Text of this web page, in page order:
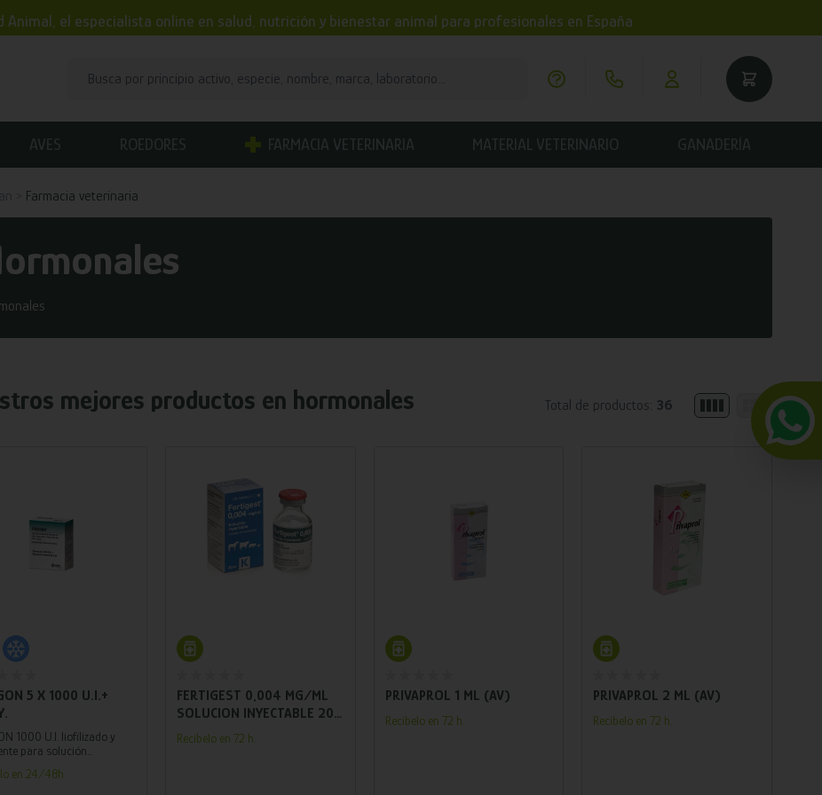
Animal, el especialista online en salud, nutrición y bienestar animal para profesionales en España
AVES ROEDORES FARMACIA VETERINARIA MATERIAL VETERINARIO GANADERÍA
Farmacia veterinaria
mejores productos en hormonales Total de productos: 36
Añadir al carrito
5 X 1000 U.I.+
1000 U.I. liofilizado y
para solución
en 24/48h
FERTIGEST 0,004 MG/ML
SOLUCION INYECTABLE 20
ML
Recíbelo en 72 h.
PRIVAPROL 1 ML (AV)
Recíbelo en 72 h.
PRIVAPROL 2 ML (AV)
Recíbelo en 72 h.